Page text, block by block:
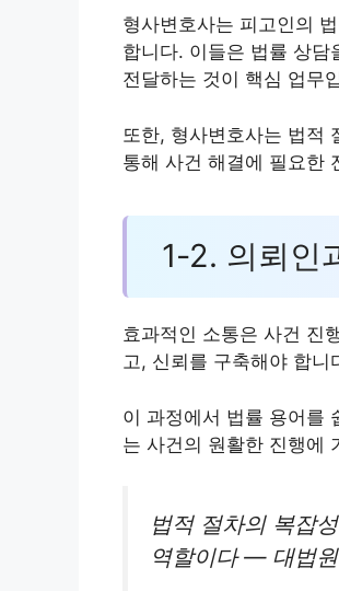
형사변호사는 피고인의
합니다. 이들은 법률 상담
전달하는 것이 핵심 업무
또한, 형사변호사는 법적
통해 사건 해결에 필요한
1-2. 의뢰인
효과적인 소통은 사건 진
고, 신뢰를 구축해야 합
이 과정에서 법률 용어를
는 사건의 원활한 진행에
법적 절차의 복잡
역할이다 — 대법